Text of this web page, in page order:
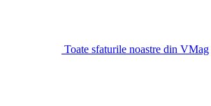
Toate sfaturile noastre din VMag